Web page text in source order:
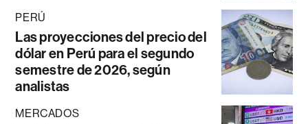
PERÚ
Las proyecciones del precio del
dólar en Perú para el segundo
semestre de 2026, según
analistas
MERCADOS